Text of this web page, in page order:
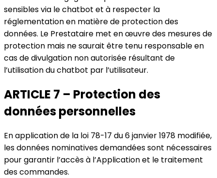
sensibles via le chatbot et à respecter la
réglementation en matière de protection des
données. Le Prestataire met en œuvre des mesures de
protection mais ne saurait être tenu responsable en
cas de divulgation non autorisée résultant de
l’utilisation du chatbot par l’utilisateur.
ARTICLE 7 – Protection des
données personnelles
En application de la loi 78-17 du 6 janvier 1978 modifiée,
les données nominatives demandées sont nécessaires
pour garantir l’accès à l’Application et le traitement
des commandes.